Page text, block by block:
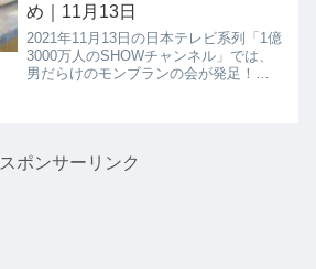
め｜11月13日
2021年11月13日の日本テレビ系列「1億
3000万人のSHOWチャンネル」では、
男だらけのモンブランの会が発足！西
スポンサーリンク